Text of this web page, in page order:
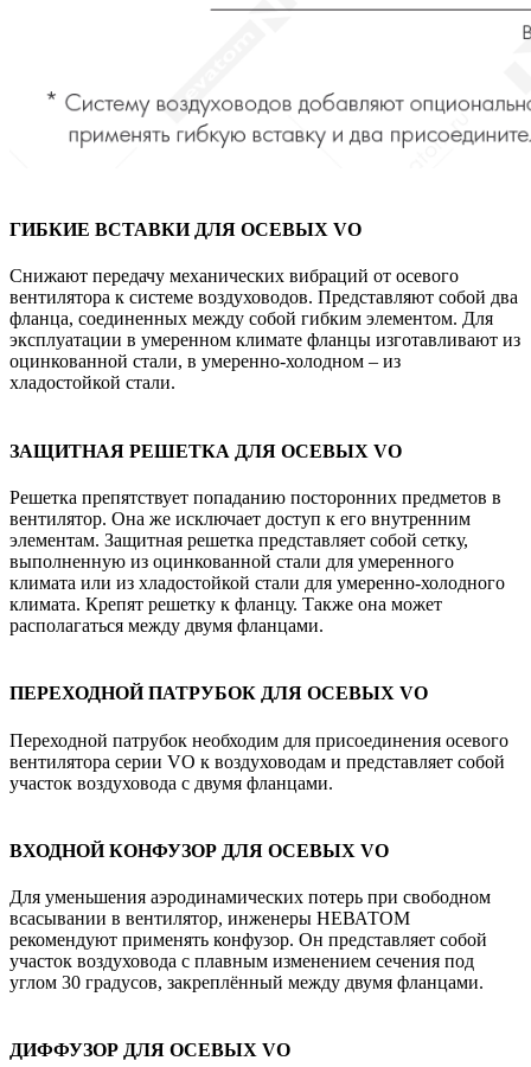
ГИБКИЕ ВСТАВКИ ДЛЯ ОСЕВЫХ VO
Снижают передачу механических вибраций от осевого
вентилятора к системе воздуховодов. Представляют собой два
фланца, соединенных между собой гибким элементом. Для
эксплуатации в умеренном климате фланцы изготавливают из
оцинкованной стали, в умеренно-холодном – из
хладостойкой стали.
ЗАЩИТНАЯ РЕШЕТКА ДЛЯ ОСЕВЫХ VO
Решетка препятствует попаданию посторонних предметов в
вентилятор. Она же исключает доступ к его внутренним
элементам. Защитная решетка представляет собой сетку,
выполненную из оцинкованной стали для умеренного
климата или из хладостойкой стали для умеренно-холодного
климата. Крепят решетку к фланцу. Также она может
располагаться между двумя фланцами.
ПЕРЕХОДНОЙ ПАТРУБОК ДЛЯ ОСЕВЫХ VO
Переходной патрубок необходим для присоединения осевого
вентилятора серии VO к воздуховодам и представляет собой
участок воздуховода с двумя фланцами.
ВХОДНОЙ КОНФУЗОР ДЛЯ ОСЕВЫХ VO
Для уменьшения аэродинамических потерь при свободном
всасывании в вентилятор, инженеры НЕВАТОМ
рекомендуют применять конфузор. Он представляет собой
участок воздуховода с плавным изменением сечения под
углом 30 градусов, закреплённый между двумя фланцами.
ДИФФУЗОР ДЛЯ ОСЕВЫХ VO